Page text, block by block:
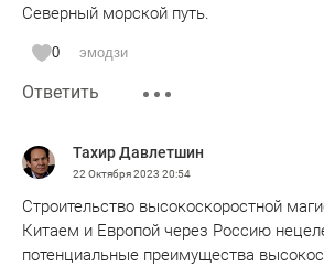
Северный морской путь.
0 эмодзи
Ответить
Тахир Давлетшин
22 Октября 2023 20:54
Строительство высокоскоростной
Китаем и Европой через Россию
потенциальные преимущества